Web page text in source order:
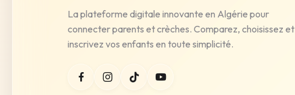
La plateforme digitale innovante en Algérie pour
connecter parents et crèches. Comparez, choisissez et
inscrivez vos enfants en toute simplicité.